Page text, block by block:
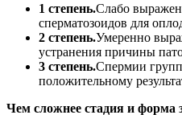
1 степень.Слабо
сперматозоидов для
2 степень.Умеренно
устранения причины
3 степень.Спермии групп
положительному
Чем сложнее стадия и форма